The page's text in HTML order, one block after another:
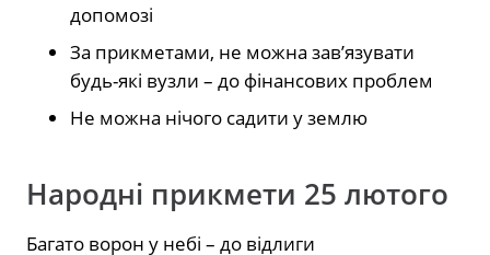
допомозі
За прикметами, не можна зав’язувати
будь-які вузли – до фінансових проблем
Не можна нічого садити у землю
Народні прикмети 25 лютого
Багато ворон у небі – до відлиги